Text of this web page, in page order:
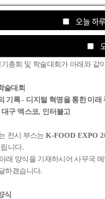
학회소개
오늘 하
총회 및 학술대회가 아래와 같
술대회
기록- 디지털 혁명을 통한 미래
대구 엑스코, 인터불고
전시 부스는K-FOOD EXPO
니다.
아래 양식을 기재하시어 사무국
하겠습니다.
식